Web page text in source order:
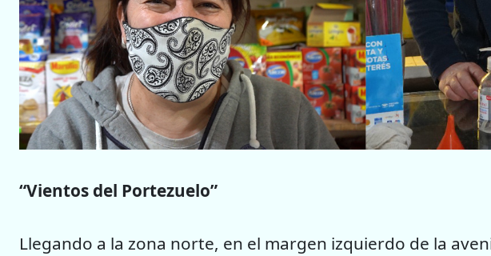
“Vientos del Portezuelo”
Llegando a la zona norte, en el margen izquierdo de la